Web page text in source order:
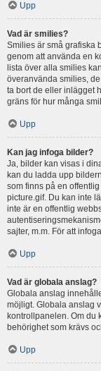
Upp
Vad är smilies?
Smilies är små grafiska
genom att använda en
lista över alla smilies
överanvända smilies,
ta bort de eller inlägget
gräns för hur många
Upp
Kan jag infoga bilder?
Ja, bilder kan visas i
kan du ladda upp
som finns på en
picture.gif. Du kan inte
inte är en offentlig
sajter, m.m. För att
Upp
Vad är globala anslag?
Globala anslag
möjligt. Globala anslag
kontrollpanelen. Om du
behörighet som krävs
Upp